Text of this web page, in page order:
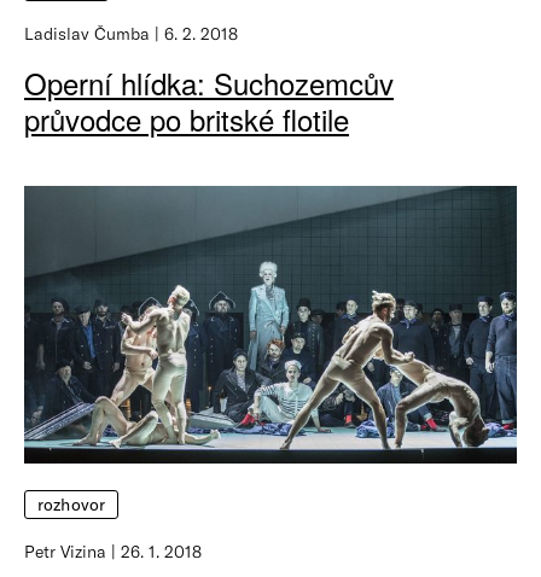
Ladislav Čumba 6. 2. 2018
Operní hlídka: Suchozemcův
průvodce po britské flotile
rozhovor
Petr Vizina 26. 1. 2018